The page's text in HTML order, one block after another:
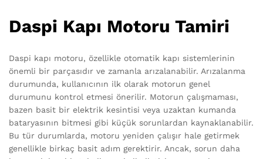
Daspi Kapı Motoru Tamiri
Daspi kapı motoru, özellikle otomatik kapı sistemlerinin
önemli bir parçasıdır ve zamanla arızalanabilir. Arızalanma
durumunda, kullanıcının ilk olarak motorun genel
durumunu kontrol etmesi önerilir. Motorun çalışmaması,
bazen basit bir elektrik kesintisi veya uzaktan kumanda
bataryasının bitmesi gibi küçük sorunlardan kaynaklanabilir.
Bu tür durumlarda, motoru yeniden çalışır hale getirmek
genellikle birkaç basit adım gerektirir. Ancak, sorun daha